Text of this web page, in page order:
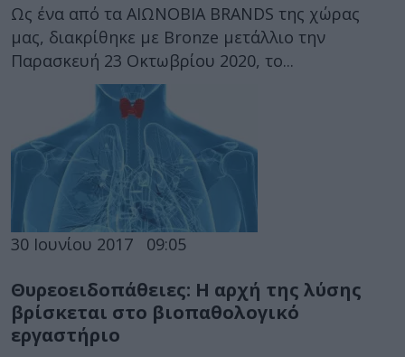
Ως ένα από τα ΑΙΩΝΟΒΙΑ BRANDS της χώρας
μας, διακρίθηκε με Bronze μετάλλιο την
Παρασκευή 23 Οκτωβρίου 2020, το...
30 Ιουνίου 2017 09:05
Θυρεοειδοπάθειες: Η αρχή της λύσης
βρίσκεται στο βιοπαθολογικό
εργαστήριο